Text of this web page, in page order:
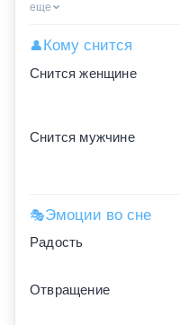
еще
👤Кому снится
Снится женщине
Снится мужчине
🎭Эмоции во сне
Радость
Отвращение